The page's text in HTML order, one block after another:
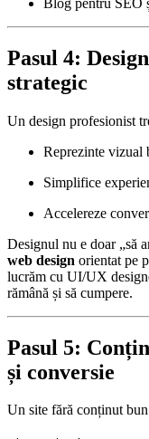
Pasul 4:
strategic
Un design profesionist
Reprezinte vizual
Simplifice
Accelereze
Designul nu e doar „să
web design orientat pe
lucrăm cu UI/UX
rămână și să cumpere.
Pasul 5:
și conversie
Un site fără conținut